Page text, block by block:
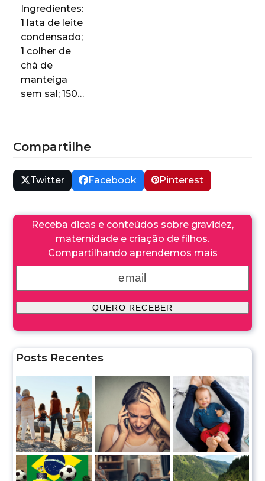
Ingredientes:
1 lata de leite
condensado;
1 colher de
chá de
manteiga
sem sal; 150…
Compartilhe
Twitter Facebook Pinterest
Receba dicas e conteúdos sobre gravidez,
maternidade e criação de filhos.
Compartilhando aprendemos mais
Posts Recentes